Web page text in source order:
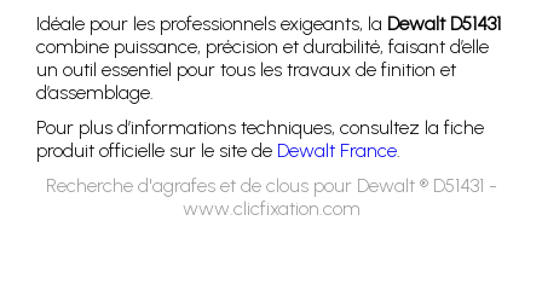
Idéale pour les professionnels exigeants, la Dewalt D51431
combine puissance, précision et durabilité, faisant d’elle
un outil essentiel pour tous les travaux de finition et
d’assemblage.
Pour plus d’informations techniques, consultez la fiche
produit officielle sur le site de Dewalt France.
Recherche d'agrafes et de clous pour Dewalt ® D51431 -
www.clicfixation.com